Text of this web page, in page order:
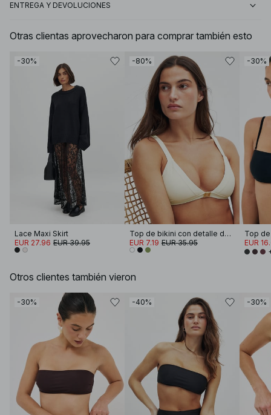
ENTREGA Y DEVOLUCIONES
Otras clientas aprovecharon para comprar también esto
-30%
Lace Maxi Skirt
EUR 27.96 EUR 39.95
-80%
Top de bikini con detalle de hebilla
EUR 7.19 EUR 35.95
-30%
EUR
Otros clientes también vieron
-30% -40% -30%